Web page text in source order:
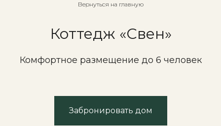
Вернуться на главную
Коттедж «Свен»
Комфортное размещение до 6 человек
Забронировать дом